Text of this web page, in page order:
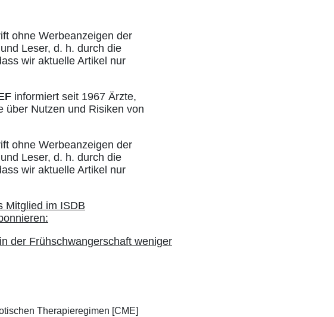
ohne Werbeanzeigen der
Leser, d. h. durch die
wir aktuelle Artikel nur
informiert seit 1967 Ärzte,
über Nutzen und Risiken von
ohne Werbeanzeigen der
Leser, d. h. durch die
wir aktuelle Artikel nur
der Frühschwangerschaft weniger